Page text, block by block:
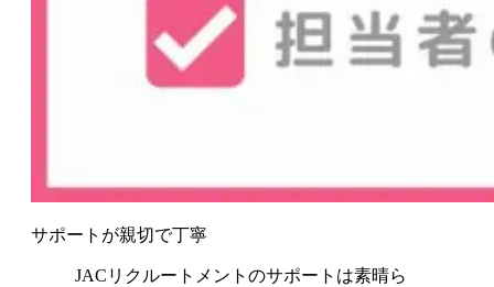
サポートが親切で丁寧
JACリクルートメントのサポートは素晴ら